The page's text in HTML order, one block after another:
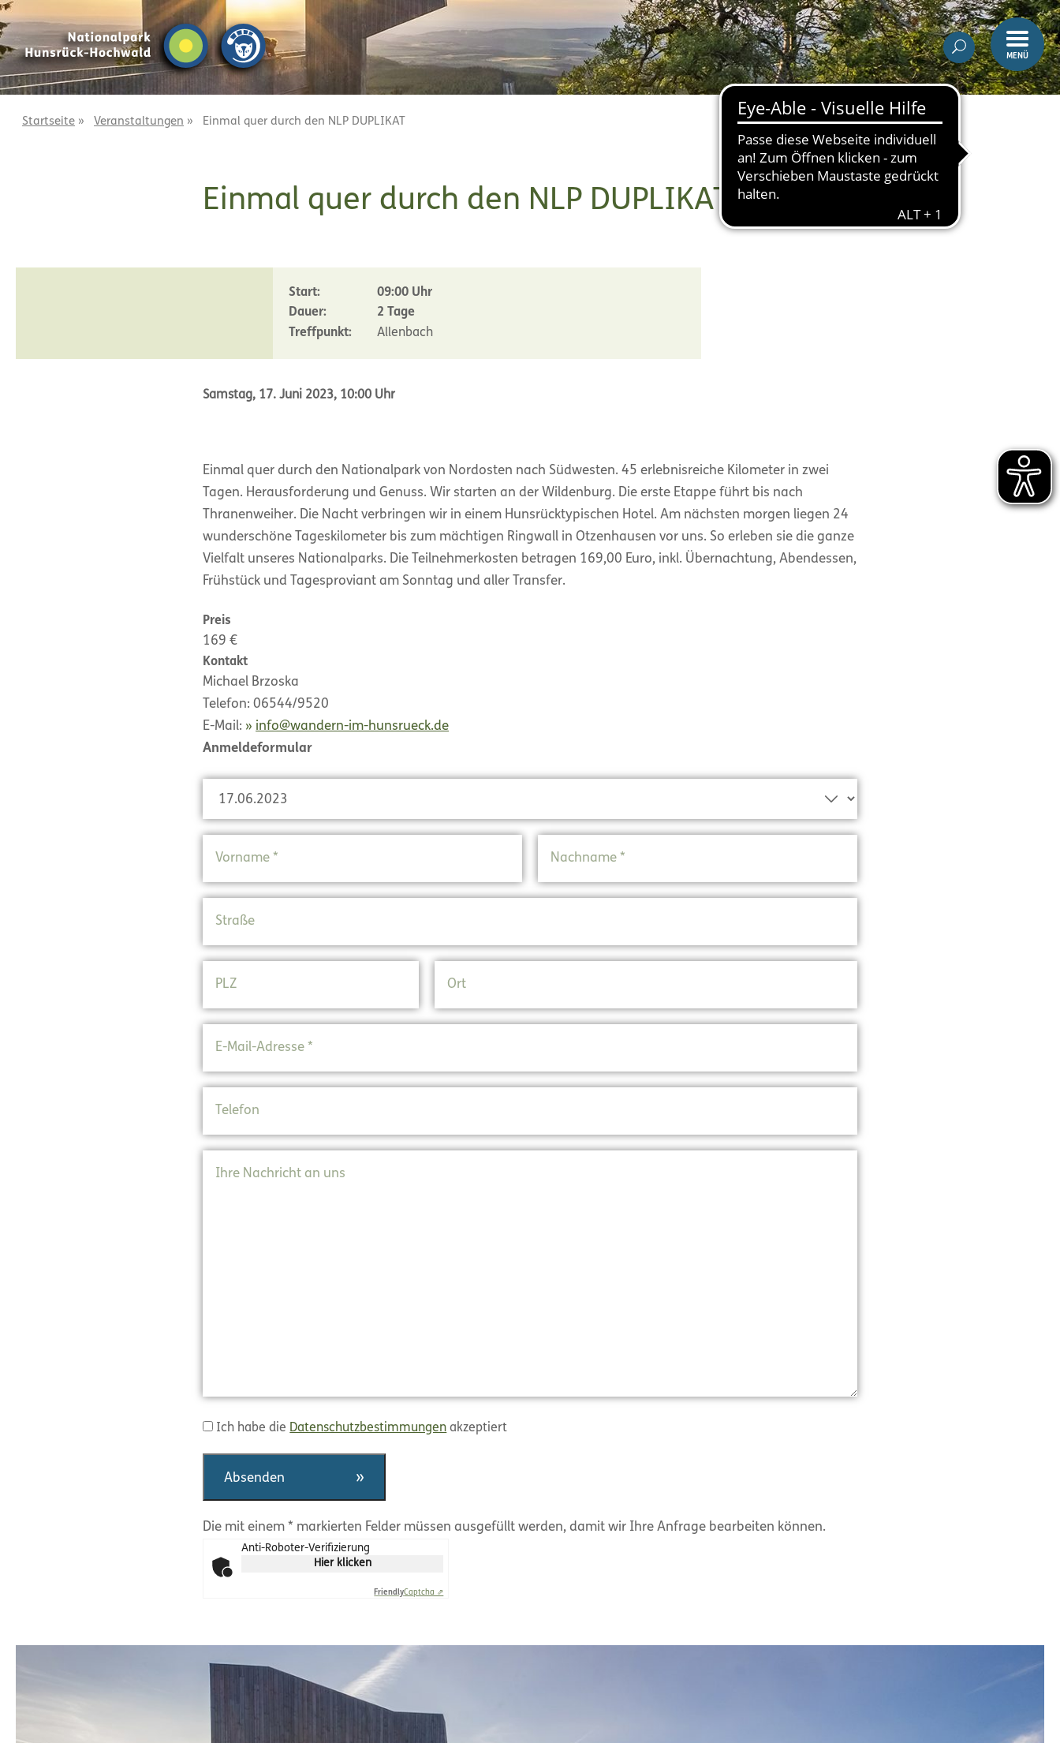
Z
u
m
Z
u
m
MENÜ
Startseite » Veranstaltungen » Einmal quer durch den NLP DUPLIKAT
Einmal quer durch den NLP DUPLIKAT
Start:
09:00 Uhr
Dauer:
2 Tage
Treffpunkt:
Allenbach
Samstag, 17. Juni 2023, 10:00 Uhr
Einmal quer durch den Nationalpark von Nordosten nach Südwesten. 45 erlebnisreiche Kilometer in zwei
Tagen. Herausforderung und Genuss. Wir starten an der Wildenburg. Die erste Etappe führt bis nach
Thranenweiher. Die Nacht verbringen wir in einem Hunsrücktypischen Hotel. Am nächsten morgen liegen 24
wunderschöne Tageskilometer bis zum mächtigen Ringwall in Otzenhausen vor uns. So erleben sie die ganze
Vielfalt unseres Nationalparks. Die Teilnehmerkosten betragen 169,00 Euro, inkl. Übernachtung, Abendessen,
Frühstück und Tagesproviant am Sonntag und aller Transfer.
Preis
169 €
Kontakt
Michael Brzoska
Telefon: 06544/9520
E-Mail:
info@wandern-im-hunsrueck.de
Anmeldeformular
Ich habe die Datenschutzbestimmungen akzeptiert
Absenden
Die mit einem * markierten Felder müssen ausgefüllt werden, damit wir Ihre Anfrage bearbeiten können.
Anti-Roboter-Verifizierung
Hier klicken
FriendlyCaptcha ⇗